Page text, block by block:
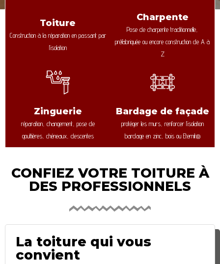
Toiture
Construction à la réparation en passant par
l’isolation
Charpente
Pose de charpente traditionnelle,
préfabriquée ou encore construction de A à
Z
Zinguerie
réparation, changement, pose de
gouttières, chéneaux, descentes
Bardage de façade
protéger les murs, renforcer l’isolation
bardage en zinc, bois ou Eternit®
CONFIEZ VOTRE TOITURE À
DES PROFESSIONNELS
La toiture qui vous
convient